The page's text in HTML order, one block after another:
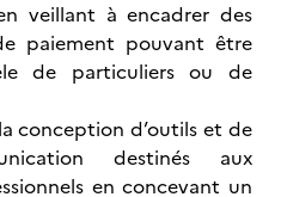
veillant à encadrer des
paiement pouvant être
de particuliers ou de
conception d’outils et de
destinés aux
en concevant un